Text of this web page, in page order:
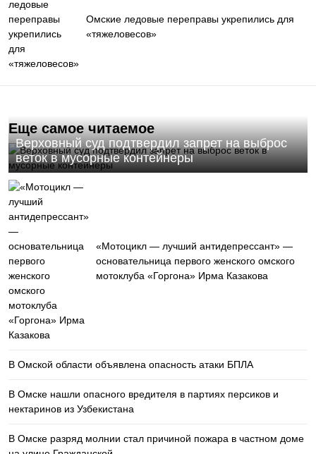
Омские ледовые переправы укрепились для
«тяжеловесов»
Еще самое читаемое
Верховный суд подтвердил запрет на выброс
веток в мусорные контейнеры
«Мотоцикл — лучший антидепрессант» —
основательница первого женского омского
мотоклуба «Горгона» Ирма Казакова
В Омской области объявлена опасность атаки БПЛА
В Омске нашли опасного вредителя в партиях персиков и
нектаринов из Узбекистана
В Омске разряд молнии стал причиной пожара в частном доме